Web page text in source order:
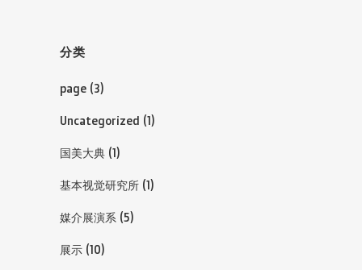
分类
page (3)
Uncategorized (1)
国美大典 (1)
基本视觉研究所 (1)
媒介展演系 (5)
展示 (10)